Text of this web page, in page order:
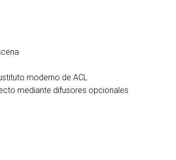
moderno de ACL
mediante difusores opcionales